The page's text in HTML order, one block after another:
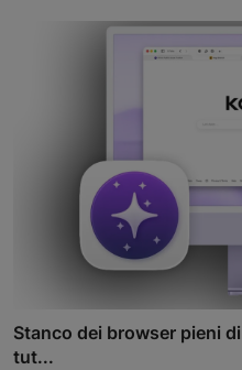
Stanco dei browser pieni
tut...